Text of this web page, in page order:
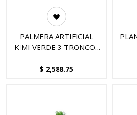
PALMERA ARTIFICIAL
KIMI VERDE 3 TRONCOS
$ 2,588.75